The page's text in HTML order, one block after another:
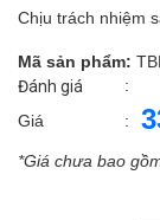
Chịu trách nhiệm
Mã sản phẩm:
Đánh giá
:
Giá
:
*Giá chưa bao